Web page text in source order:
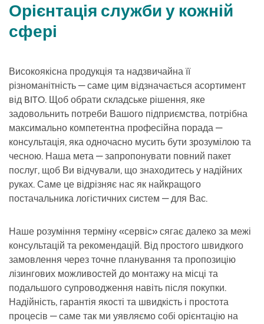
Орієнтація служби у кожній
сфері
Високоякісна продукція та надзвичайна її
різноманітність — саме цим відзначається асортимент
від BITO. Щоб обрати складське рішення, яке
задовольнить потреби Вашого підприємства, потрібна
максимально компетентна професійна порада —
консультація, яка одночасно мусить бути зрозумілою та
чесною. Наша мета — запропонувати повний пакет
послуг, щоб Ви відчували, що знаходитесь у надійних
руках. Саме це відрізняє нас як найкращого
постачальника логістичних систем — для Вас.
Наше розуміння терміну «сервіс» сягає далеко за межі
консультацій та рекомендацій. Від простого швидкого
замовлення через точне планування та пропозицію
лізингових можливостей до монтажу на місці та
подальшого супроводження навіть після покупки.
Надійність, гарантія якості та швидкість і простота
процесів — саме так ми уявляємо собі орієнтацію на